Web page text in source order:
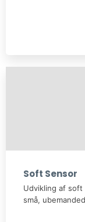
​​Soft Sensor
Udvikling af
små,